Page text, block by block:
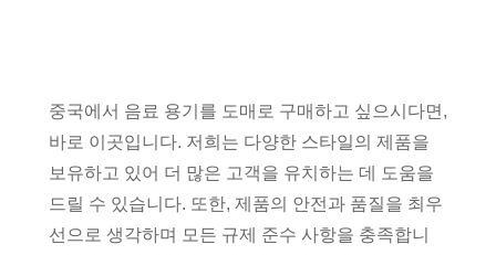
중국에서 음료 용기를 도매로 구매하고 싶으시다면,
바로 이곳입니다. 저희는 다양한 스타일의 제품을
보유하고 있어 더 많은 고객을 유치하는 데 도움을
드릴 수 있습니다. 또한, 제품의 안전과 품질을 최우
선으로 생각하며 모든 규제 준수 사항을 충족합니